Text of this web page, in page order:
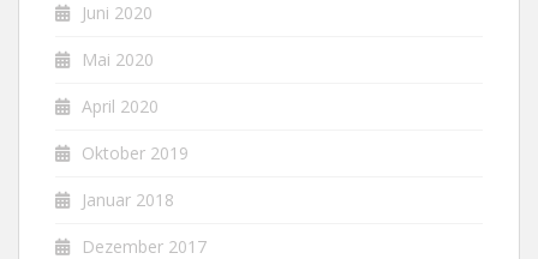
Juni 2020
Mai 2020
April 2020
Oktober 2019
Januar 2018
Dezember 2017